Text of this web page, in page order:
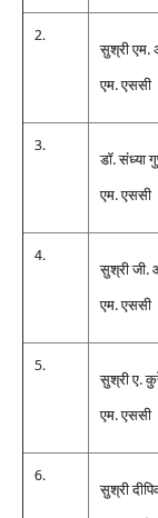
2.
सुश्री एम.
एम. एससी
3.
डॉ. संध्‍या
एम. एससी
4.
सुश्री
एम. एससी
5.
सुश्री ए.
एम. एससी
6.
सुश्री